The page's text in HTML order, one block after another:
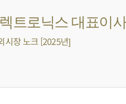
트로닉스 대표이사
시장 노크 [2025년]